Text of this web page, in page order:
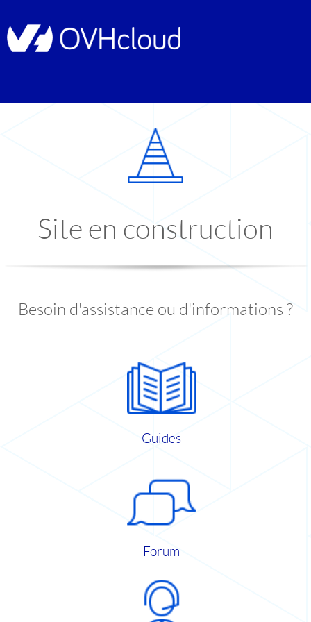
Site en construction
Besoin d'assistance ou d'informations ?
Guides
Forum